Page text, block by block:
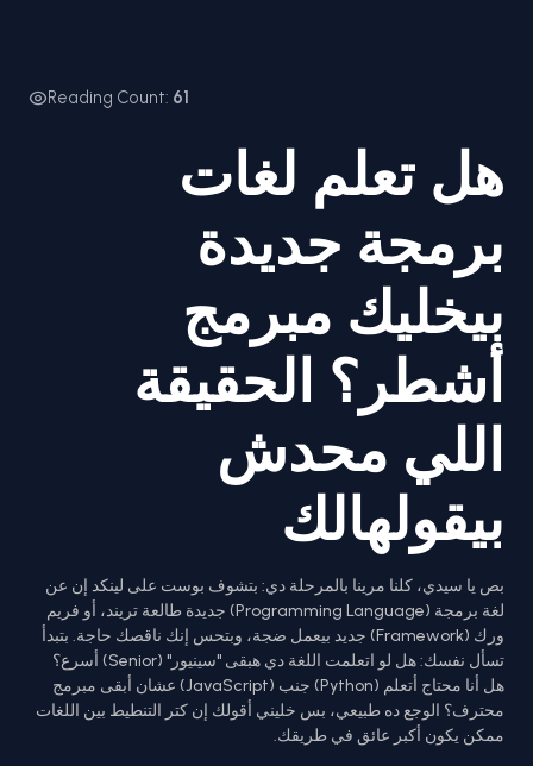
Reading Count: 61
هل تعلم لغات
برمجة جديدة
بيخليك مبرمج
أشطر؟ الحقيقة
اللي محدش
بيقولهالك
بص يا سيدي، كلنا مرينا بالمرحلة دي: بتشوف بوست على لينكد إن عن
لغة برمجة (Programming Language) جديدة طالعة تريند، أو فريم
ورك (Framework) جديد بيعمل ضجة، وبتحس إنك ناقصك حاجة. بتبدأ
تسأل نفسك: هل لو اتعلمت اللغة دي هبقى "سينيور" (Senior) أسرع؟
هل أنا محتاج أتعلم (Python) جنب (JavaScript) عشان أبقى مبرمج
محترف؟ الوجع ده طبيعي، بس خليني أقولك إن كتر التنطيط بين اللغات
ممكن يكون أكبر عائق في طريقك.